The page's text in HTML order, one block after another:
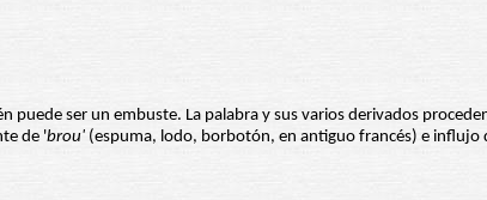
ser un embuste. La palabra y sus varios derivados
de 'brou' (espuma, lodo, borbotón, en antiguo francés) e influjo